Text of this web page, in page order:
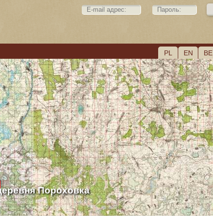
PL EN BE
Пороховка